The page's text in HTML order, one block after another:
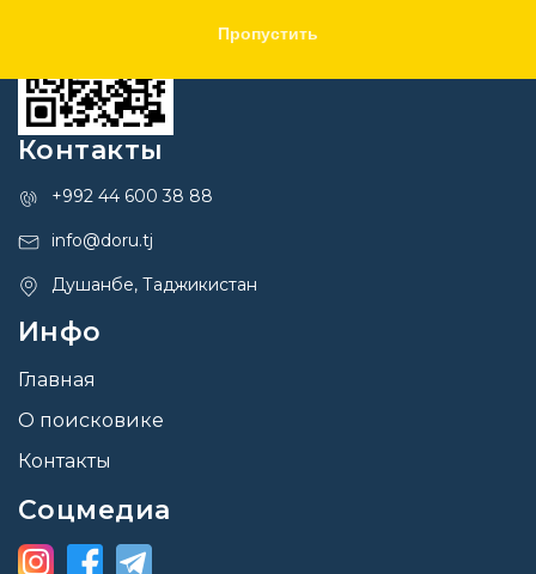
Пропустить
Контакты
+992 44 600 38 88
info@doru.tj
Душанбе, Таджикистан
Инфо
Главная
О поисковике
Контакты
Соцмедиа